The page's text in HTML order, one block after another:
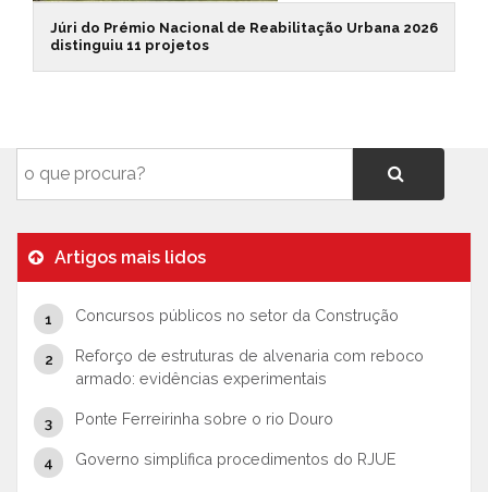
Júri do Prémio Nacional de Reabilitação Urbana 2026
distinguiu 11 projetos
Artigos mais lidos
Concursos públicos no setor da Construção
Reforço de estruturas de alvenaria com reboco
armado: evidências experimentais
Ponte Ferreirinha sobre o rio Douro
Governo simplifica procedimentos do RJUE